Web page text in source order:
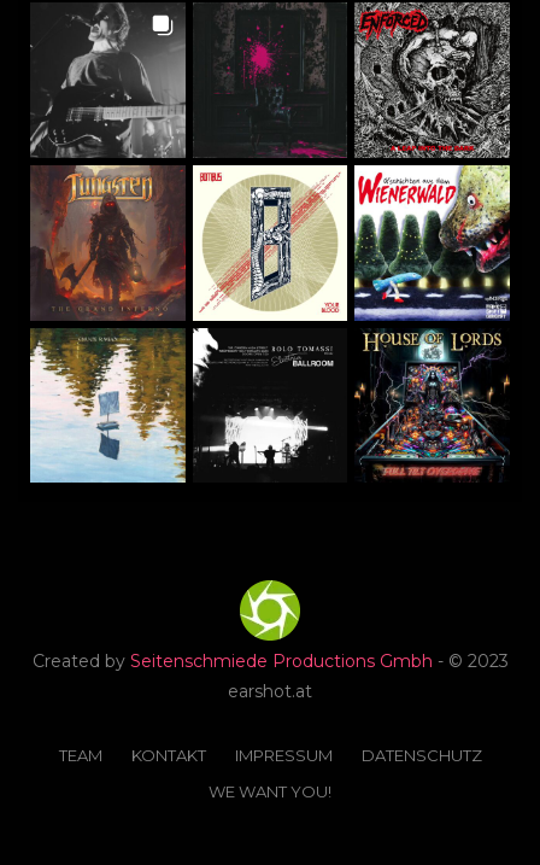
Created by Seitenschmiede Productions Gmbh - © 2023
earshot.at
TEAM KONTAKT IMPRESSUM
DATENSCHUTZ
WE WANT YOU!